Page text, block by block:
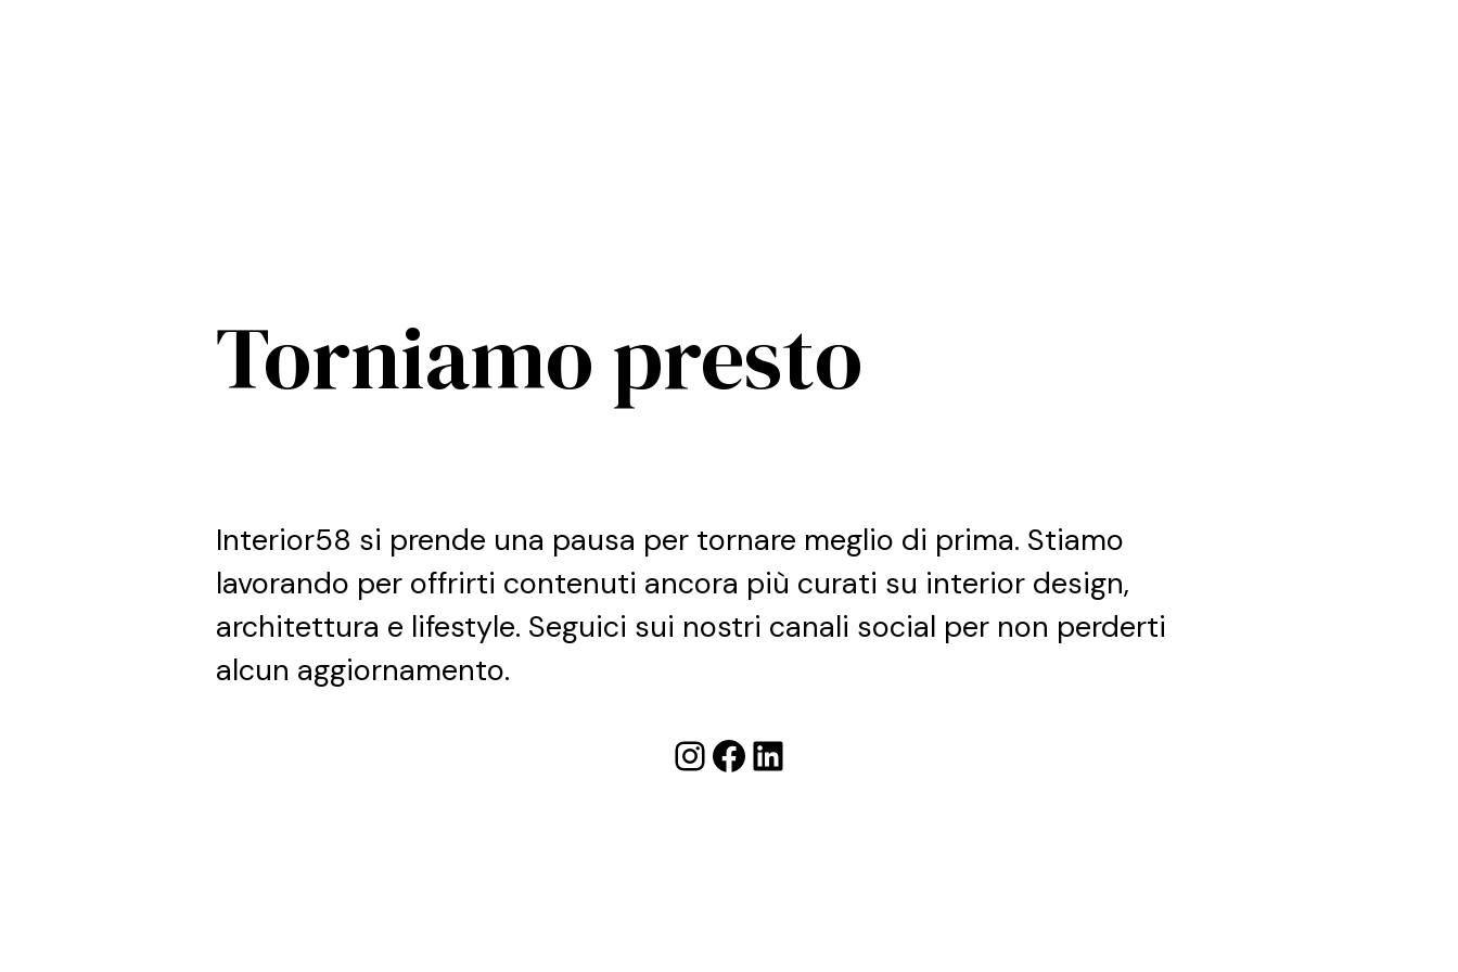
Torniamo presto
Interior58 si prende una pausa per tornare meglio di prima. Stiamo
lavorando per offrirti contenuti ancora più curati su interior design,
architettura e lifestyle. Seguici sui nostri canali social per non perderti
alcun aggiornamento.
Instagram
Facebook
LinkedIn